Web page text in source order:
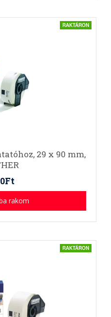
RAKTÁRON
29 x 90 mm,
rakom
RAKTÁRON